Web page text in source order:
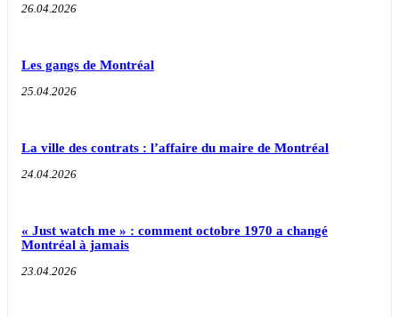
26.04.2026
Les gangs de Montréal
25.04.2026
La ville des contrats : l’affaire du maire de Montréal
24.04.2026
« Just watch me » : comment octobre 1970 a changé
Montréal à jamais
23.04.2026